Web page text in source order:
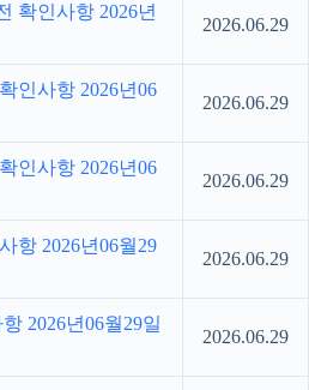
확인사항 2026년
2026.06.29
인사항 2026년06
2026.06.29
인사항 2026년06
2026.06.29
항 2026년06월29
2026.06.29
2026년06월29일
2026.06.29